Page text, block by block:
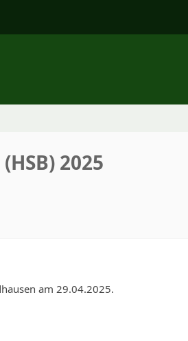
2025
am 29.04.2025.